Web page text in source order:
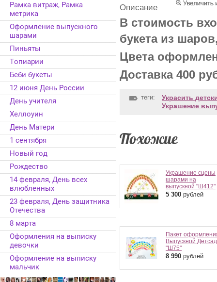
Описание
В стоимость
букета из
Цвета
Доставка 400
теги:
Украсить
Украшение
Похожие
Украшение сцены
шарами на
выпускной "Ш412"
5 300 рублей
Пакет
Выпускной Детсад
"Ш75"
8 990 рублей
Рамка витраж, Рамка
метрика
Оформление выпускного
шарами
Пиньяты
Топиарии
Беби букеты
12 июня День России
День учителя
Хеллоуин
День Матери
1 сентября
Новый год
Рождество
14 февраля, День всех
влюбленных
23 февраля, День защитника
Отечества
8 марта
Оформления на выписку
девочки
Оформление на выписку
мальчик